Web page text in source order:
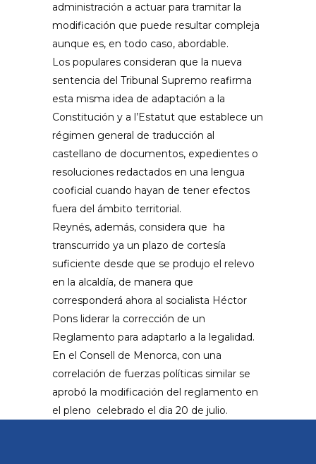
administración a actuar para tramitar la
modificación que puede resultar compleja
aunque es, en todo caso, abordable.
Los populares consideran que la nueva
sentencia del Tribunal Supremo reafirma
esta misma idea de adaptación a la
Constitución y a l’Estatut que establece un
régimen general de traducción al
castellano de documentos, expedientes o
resoluciones redactados en una lengua
cooficial cuando hayan de tener efectos
fuera del ámbito territorial.
Reynés, además, considera que ha
transcurrido ya un plazo de cortesía
suficiente desde que se produjo el relevo
en la alcaldía, de manera que
corresponderá ahora al socialista Héctor
Pons liderar la corrección de un
Reglamento para adaptarlo a la legalidad.
En el Consell de Menorca, con una
correlación de fuerzas políticas similar se
aprobó la modificación del reglamento en
el pleno celebrado el dia 20 de julio.